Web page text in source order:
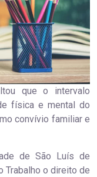
que o intervalo
física e mental do
convívio familiar e
de São Luís de
Trabalho o direito de